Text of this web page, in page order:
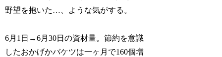
野望を抱いた…、ような気がする。
6月1日→6月30日の資材量。節約を意識
したおかげかバケツは一ヶ月で160個増